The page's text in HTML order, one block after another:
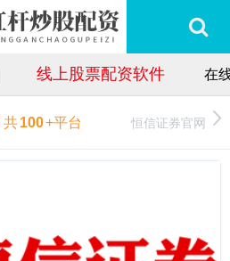
线上股票配资软件 在
共100+平台 恒信证券官网